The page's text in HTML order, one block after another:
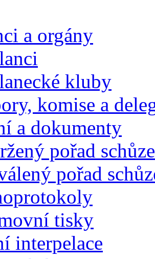
a orgány
kluby
komise a
a dokumenty
pořad schůze
pořad
tisky
interpelace